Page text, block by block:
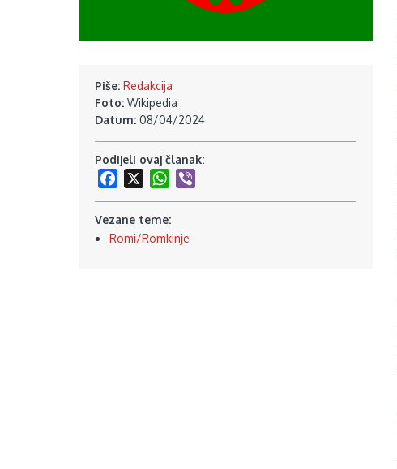
Piše: Redakcija
Foto: Wikipedia
Datum: 08/04/2024
Podijeli ovaj članak:
Facebook
WhatsApp
Vezane teme:
Romi/Romkinje